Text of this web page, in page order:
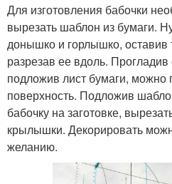
Для изготовления бабочки
вырезать шаблон из бумаги.
донышко и горлышко, оставив
разрезав ее вдоль.
подложив лист бумаги, можно
поверхность. Подложив
бабочку на заготовке,
крылышки. Декорировать
желанию.